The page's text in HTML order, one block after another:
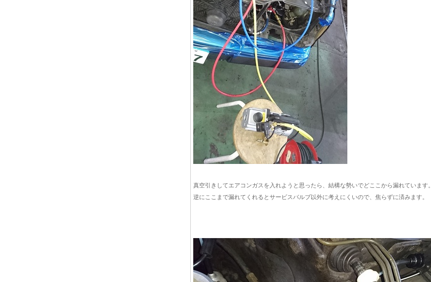
真空引きしてエアコンガスを入れようと思ったら、結構な勢いでどここから漏れています。
逆にここまで漏れてくれるとサービスバルブ以外に考えにくいので、焦らずに済みます。